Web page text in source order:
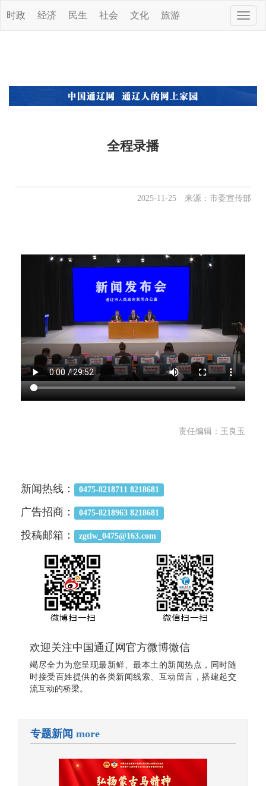
Toggle
时政 经济 民生 社会 文化 旅游
全程录播
2025-11-25 来源：市委宣传部
责任编辑：王良玉
新闻热线： 0475-8218711 8218681
广告招商： 0475-8218963 8218681
投稿邮箱： zgtlw_0475@163.com
欢迎关注中国通辽网官方微博微信
竭尽全力为您呈现最新鲜、最本土的新闻热点，同时随
时接受百姓提供的各类新闻线索、互动留言，搭建起交
流互动的桥梁。
专题新闻 more